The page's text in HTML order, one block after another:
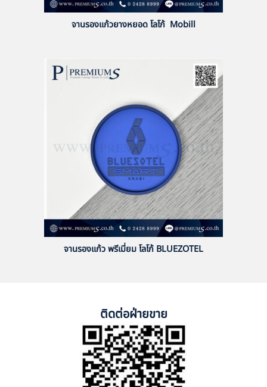
จานรองแก้วยางหยอด โลโก้ Mobill
จานรองแก้ว พรีเมี่ยม โลโก้ BLUEZOTEL
ติดต่อฝ่ายขาย